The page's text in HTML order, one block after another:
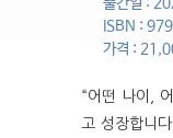
ISBN :
가격 :
“어떤 나이,
고 성장합니